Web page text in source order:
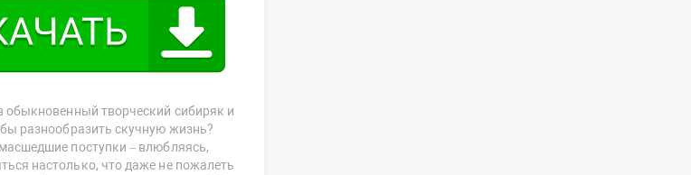
обыкновенный творческий сибиряк и
разнообразить скучную жизнь?
поступки – влюбляясь,
настолько, что даже не пожалеть